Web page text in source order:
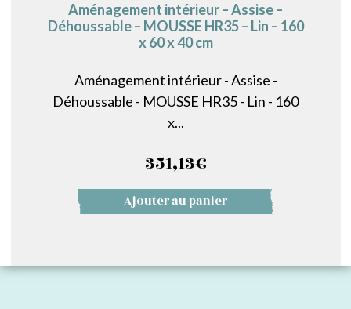
Aménagement intérieur – Assise –
Déhoussable – MOUSSE HR35 – Lin – 160
x 60 x 40 cm
Aménagement intérieur - Assise -
Déhoussable - MOUSSE HR35 - Lin - 160
x...
351,13€
Ajouter au panier